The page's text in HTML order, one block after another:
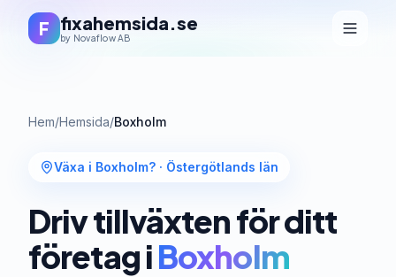
F fixahemsida.se
by Novaflow AB
Hem/Hemsida/Boxholm
Växa i Boxholm? · Östergötlands län
Driv tillväxten för ditt
företag iBoxholm